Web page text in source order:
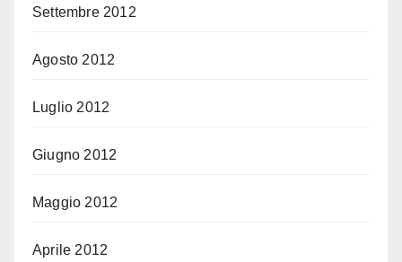
Settembre 2012
Agosto 2012
Luglio 2012
Giugno 2012
Maggio 2012
Aprile 2012